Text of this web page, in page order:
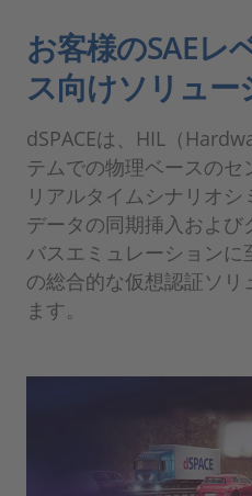
お客様のSAEレ
ス向けソリュー
dSPACEは、HIL（
テムでの物理ベースの
リアルタイムシナリオ
データの同期挿入および
バスエミュレーション
の総合的な仮想認証ソ
ます。